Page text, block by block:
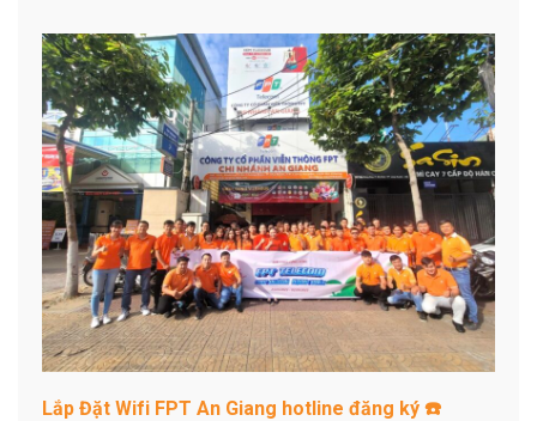
Lắp Đặt Wifi FPT An Giang hotline đăng ký ☎️